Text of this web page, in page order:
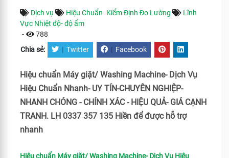
Dịch vụ Hiệu Chuẩn- Kiểm Định Đo Lường
Lĩnh
Vực Nhiệt độ- độ ẩm
-
788
Chia sẻ: | Twitter | Facebook
Hiệu chuẩn Máy giặt/ Washing Machine- Dịch Vụ
Hiệu Chuẩn Nhanh- UY TÍN-CHUYÊN NGHIỆP-
NHANH CHÓNG - CHÍNH XÁC - HIỆU QUẢ- GIÁ CẠNH
TRANH. LH 0337 357 135 Hiền để được hỗ trợ
nhanh
Hiệu chuẩn Máy giặt/ Washing Machine- Dịch Vụ Hiệu